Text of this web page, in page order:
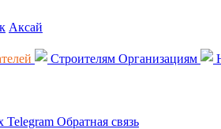
Аксай
Строителям Организациям
Telegram Обратная связь